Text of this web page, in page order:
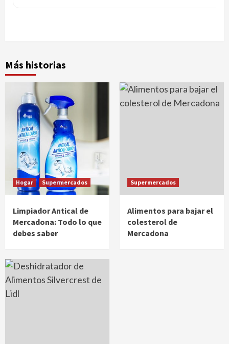
Más historias
Hogar Supermercados
Limpiador Antical de
Mercadona: Todo lo que
debes saber
Supermercados
Alimentos para bajar el
colesterol de
Mercadona